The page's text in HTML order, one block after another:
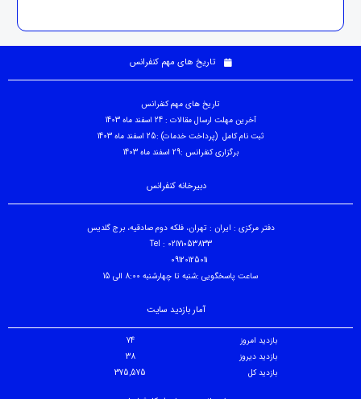
تاریخ های مهم کنفرانس
تاریخ های مهم کنفرانس
آخرین مهلت ارسال مقالات : 24 اسفند ماه 1403
ثبت نام کامل (پرداخت خدمات) :25 اسفند ماه 1403
برگزاری کنفرانس :29 اسفند ماه 1403
دبیرخانه کنفرانس
دفتر مرکزی : ایران : تهران، فلکه دوم صادقیه، برج گلدیس
Tel : 02171053833
09120125011
ساعت پاسخگویی :شنبه تا چهارشنبه 8:00 الی 15
آمار بازدید سایت
بازدید امروز
74
بازدید دیروز
38
بازدید کل
375,575